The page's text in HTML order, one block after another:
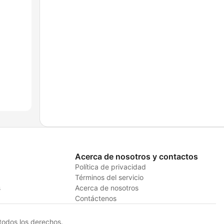
Acerca de nosotros y contactos
Política de privacidad
Términos del servicio
Acerca de nosotros
Contáctenos
los derechos.